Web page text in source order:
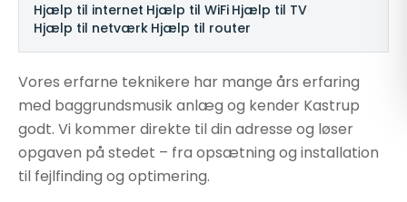
Hjælp til internet Hjælp til WiFi Hjælp til TV
Hjælp til netværk Hjælp til router
Vores erfarne teknikere har mange års erfaring
med baggrundsmusik anlæg og kender Kastrup
godt. Vi kommer direkte til din adresse og løser
opgaven på stedet – fra opsætning og installation
til fejlfinding og optimering.